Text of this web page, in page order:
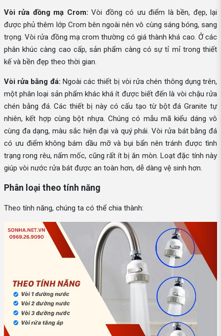
Vòi rửa đồng mạ Crom: Vòi đồng có ưu điểm là bền, đẹp, lại
được phủ thêm lớp Crom bên ngoài nên vô cùng sáng bóng, sang
trọng. Vòi rửa đồng mạ crom thường có giá thành khá cao. Ở các
phân khúc càng cao cấp, sản phẩm càng có sự tỉ mỉ trong thiết
kế và bền đẹp theo thời gian.
Vòi rửa bằng đá: Ngoài các thiết bị vòi rửa chén thông dụng trên,
một phân loại sản phẩm khác khá ít được biết đến là vòi chậu rửa
chén bằng đá. Các thiết bị này có cấu tạo từ bột đá Granite tự
nhiên, kết hợp cùng bột nhựa. Chúng có mẫu mã kiểu dáng vô
cùng đa dạng, màu sắc hiện đại và quý phái. Vòi rửa bát bằng đá
có ưu điểm không bám dầu mỡ và bụi bẩn nên tránh được tình
trạng rong rêu, nấm mốc, cũng rất ít bị ăn mòn. Loạt đặc tính này
giúp vòi nước rửa bát được an toàn hơn, dễ dàng vệ sinh hơn.
Phân loại theo tính năng
Theo tính năng, chúng ta có thể chia thành: